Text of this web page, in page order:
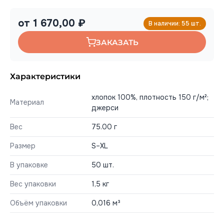
от 1 670,00 ₽ В наличии: 55 шт.
ЗАКАЗАТЬ
Характеристики
Материал
хлопок 100%, плотность 150 г/м²;
джерси
Вес 75.00 г
Размер S–XL
В упаковке 50 шт.
Вес упаковки 1,5 кг
Объём упаковки 0,016 м³